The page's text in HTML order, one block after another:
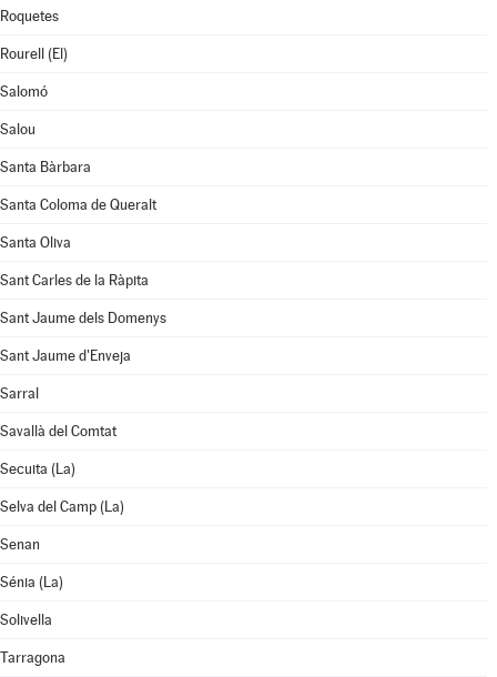
Roquetes
Rourell (El)
Salomó
Salou
Santa Bàrbara
Santa Coloma de Queralt
Santa Oliva
Sant Carles de la Ràpita
Sant Jaume dels Domenys
Sant Jaume d'Enveja
Sarral
Savallà del Comtat
Secuita (La)
Selva del Camp (La)
Senan
Sénia (La)
Solivella
Tarragona